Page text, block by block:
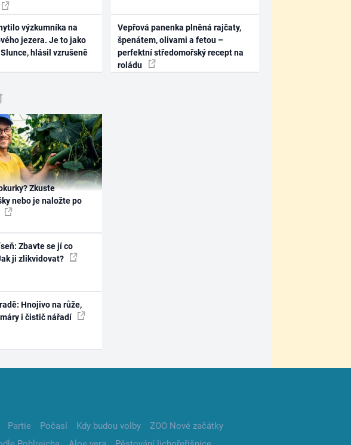
výzkumníka na
jezera. Je to jako
hlásil vzrušeně
Vepřová panenka plněná rajčaty,
špenátem, olivami a fetou –
perfektní středomořský recept na
roládu
Zkuste
nebo je naložte po
Zbavte se jí co
ji zlikvidovat?
Hnojivo na růže,
i čistič nářadí
Partie Počasí Kdy budou volby
ZOO Nové začátky